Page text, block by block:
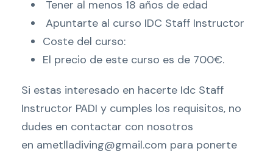
Tener al menos 18 años de edad
Apuntarte al curso IDC Staff Instructor
Coste del curso:
El precio de este curso es de 700€.
Si estas interesado en hacerte Idc Staff
Instructor PADI y cumples los requisitos, no
dudes en contactar con nosotros
en ametlladiving@gmail.com para ponerte